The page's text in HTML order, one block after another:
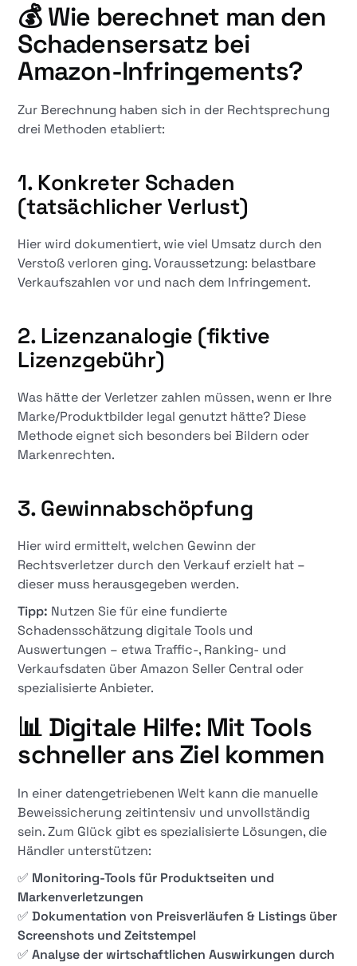
💰 Wie berechnet man den
Schadensersatz bei
Amazon-Infringements?
Zur Berechnung haben sich in der Rechtsprechung
drei Methoden etabliert:
1. Konkreter Schaden
(tatsächlicher Verlust)
Hier wird dokumentiert, wie viel Umsatz durch den
Verstoß verloren ging. Voraussetzung: belastbare
Verkaufszahlen vor und nach dem Infringement.
2. Lizenzanalogie (fiktive
Lizenzgebühr)
Was hätte der Verletzer zahlen müssen, wenn er Ihre
Marke/Produktbilder legal genutzt hätte? Diese
Methode eignet sich besonders bei Bildern oder
Markenrechten.
3. Gewinnabschöpfung
Hier wird ermittelt, welchen Gewinn der
Rechtsverletzer durch den Verkauf erzielt hat –
dieser muss herausgegeben werden.
Tipp: Nutzen Sie für eine fundierte
Schadensschätzung digitale Tools und
Auswertungen – etwa Traffic-, Ranking- und
Verkaufsdaten über Amazon Seller Central oder
spezialisierte Anbieter.
📊 Digitale Hilfe: Mit Tools
schneller ans Ziel kommen
In einer datengetriebenen Welt kann die manuelle
Beweissicherung zeitintensiv und unvollständig
sein. Zum Glück gibt es spezialisierte Lösungen, die
Händler unterstützen:
✅ Monitoring-Tools für Produktseiten und
Markenverletzungen
✅Dokumentation von Preisverläufen & Listings über
Screenshots und Zeitstempel
✅Analyse der wirtschaftlichen Auswirkungen durch